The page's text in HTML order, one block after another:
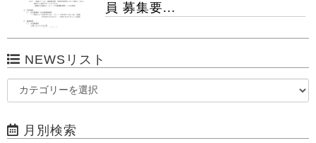
員 募集要...
NEWSリスト
月別検索